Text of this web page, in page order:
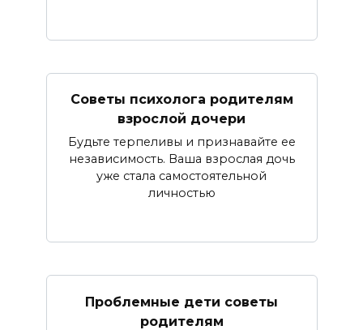
Советы психолога родителям
взрослой дочери
Будьте терпеливы и признавайте ее
независимость. Ваша взрослая дочь
уже стала самостоятельной
личностью
Проблемные дети советы
родителям